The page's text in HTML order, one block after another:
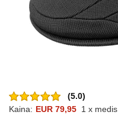
(5.0)
Kaina: EUR 79,95 1 x medis